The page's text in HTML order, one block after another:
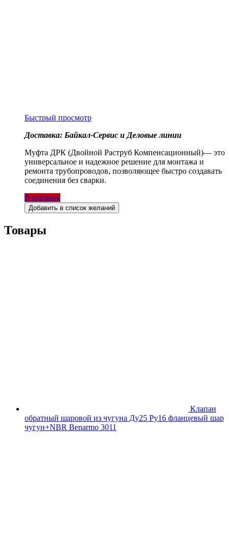
Быстрый просмотр
Доставка: Байкал-Сервис и Деловые линии
Муфта ДРК (Двойной Раструб Компенсационный)— это
универсальное и надежное решение для монтажа и
ремонта трубопроводов, позволяющее быстро создавать
соединения без сварки.
В корзину
Добавить в список желаний
Товары
Клапан
обратный шаровой из чугуна Ду25 Ру16 фланцевый шар
чугун+NBR Benarmo 3011